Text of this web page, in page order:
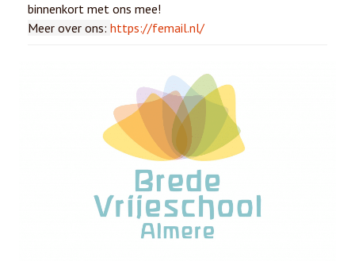
binnenkort met ons mee!
Meer over ons: https://femail.nl/